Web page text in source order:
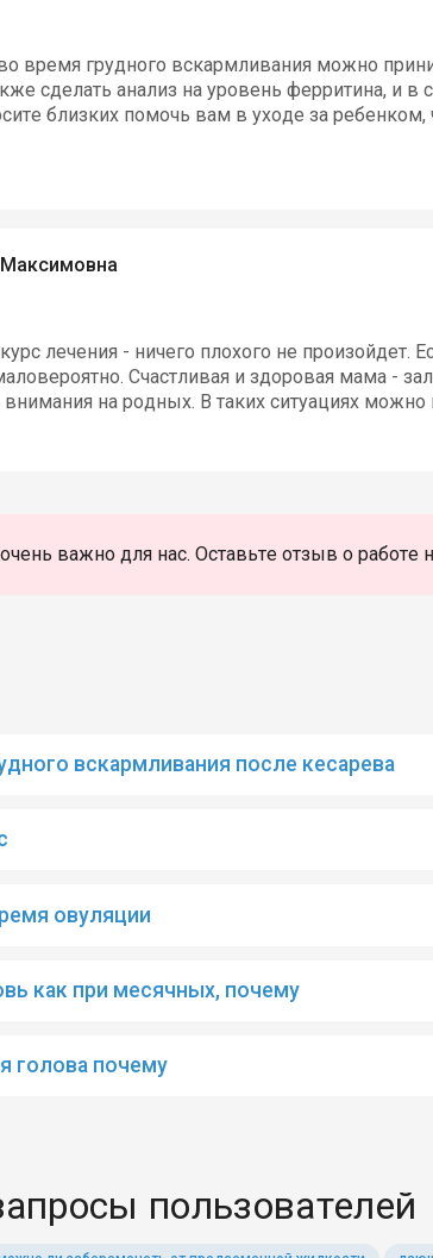
время грудного вскармливания можно
сделать анализ на уровень ферритина, и в
близких помочь вам в уходе за
лечения - ничего плохого не произойдет.
Счастливая и здоровая мама -
внимания на родных. В таких ситуациях можно
важно для нас. Оставьте отзыв о работе
вскармливания после кесарева
овуляции
как при месячных, почему
голова почему
пользователей